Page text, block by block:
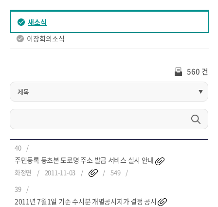
새소식
이장회의소식
560 건
40
주민등록 등초본 도로명 주소 발급 서비스 실시 안내
화정면 2011-11-03
549
39
2011년 7월1일 기준 수시분 개별공시지가 결정 공시